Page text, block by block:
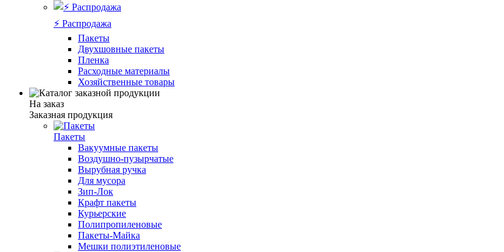
⚡️ Распродажа
Пакеты
Двухшовные пакеты
Пленка
Расходные материалы
Хозяйственные товары
На заказ
Заказная продукция
Пакеты
Вакуумные пакеты
Воздушно-пузырчатые
Вырубная ручка
Для мусора
Зип-Лок
Крафт пакеты
Курьерские
Полипропиленовые
Пакеты-Майка
Мешки полиэтиленовые